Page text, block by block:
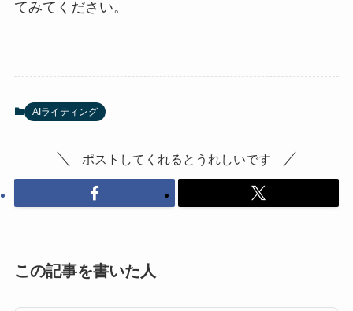
てみてください。
AIライティング
ポストしてくれるとうれしいです
この記事を書いた人